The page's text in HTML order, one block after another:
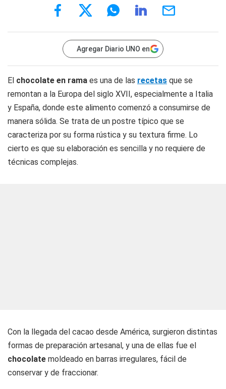
Agregar Diario UNO en
El chocolate en rama es una de las recetas que se
remontan a la Europa del siglo XVII, especialmente a Italia
y España, donde este alimento comenzó a consumirse de
manera sólida. Se trata de un postre típico que se
caracteriza por su forma rústica y su textura firme. Lo
cierto es que su elaboración es sencilla y no requiere de
técnicas complejas.
Con la llegada del cacao desde América, surgieron distintas
formas de preparación artesanal, y una de ellas fue el
chocolate moldeado en barras irregulares, fácil de
conservar y de fraccionar.